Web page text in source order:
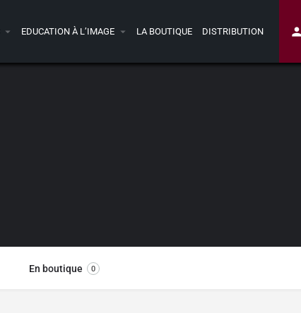
EDUCATION À L’IMAGE LA BOUTIQUE DISTRIBUTION
En boutique 0